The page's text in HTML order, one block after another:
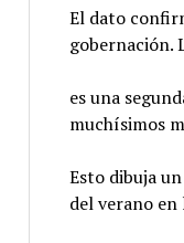
El dato
gobernación.
es una
muchísimos
Esto dibuja
del verano